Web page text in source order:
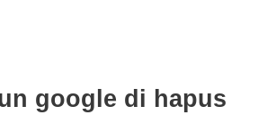
google di hapus